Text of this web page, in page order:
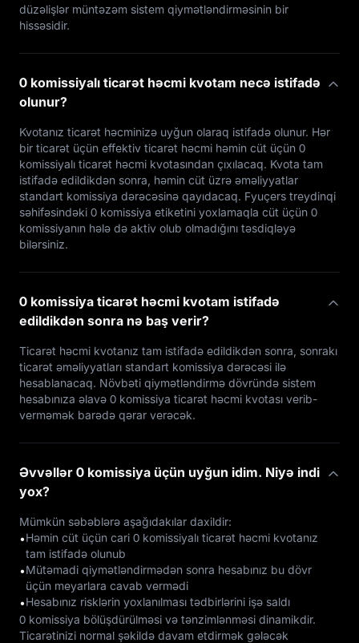
düzəlişlər müntəzəm sistem qiymətləndirməsinin bir
hissəsidir.
0 komissiyalı ticarət həcmi kvotam necə istifadə
olunur?
Kvotanız ticarət həcminizə uyğun olaraq istifadə olunur. Hər
bir ticarət üçün effektiv ticarət həcmi həmin cüt üçün 0
komissiyalı ticarət həcmi kvotasından çıxılacaq. Kvota tam
istifadə edildikdən sonra, həmin cüt üzrə əməliyyatlar
standart komissiya dərəcəsinə qayıdacaq. Fyuçers treydinqi
səhifəsindəki 0 komissiya etiketini yoxlamaqla cüt üçün 0
komissiyanın hələ də aktiv olub olmadığını təsdiqləyə
bilərsiniz.
0 komissiya ticarət həcmi kvotam istifadə
edildikdən sonra nə baş verir?
Ticarət həcmi kvotanız tam istifadə edildikdən sonra, sonrakı
ticarət əməliyyatları standart komissiya dərəcəsi ilə
hesablanacaq. Növbəti qiymətləndirmə dövründə sistem
hesabınıza əlavə 0 komissiya ticarət həcmi kvotası verib-
verməmək barədə qərar verəcək.
Əvvəllər 0 komissiya üçün uyğun idim. Niyə indi
yox?
Mümkün səbəblərə aşağıdakılar daxildir:
•Həmin cüt üçün cari 0 komissiyalı ticarət həcmi kvotanız
tam istifadə olunub
•Mütəmadi qiymətləndirmədən sonra hesabınız bu dövr
üçün meyarlara cavab vermədi
•Hesabınız risklərin yoxlanılması tədbirlərini işə saldı
0 komissiya bölüşdürülməsi və tənzimlənməsi dinamikdir.
Ticarətinizi normal şəkildə davam etdirmək gələcək